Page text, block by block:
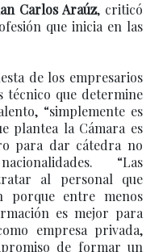
Carlos Araúz, criticó
que inicia en las
de los empresarios
técnico que determine
“simplemente es
plantea la Cámara es
para dar cátedra no
“Las
al personal que
porque entre menos
es mejor para
empresa privada,
de formar un